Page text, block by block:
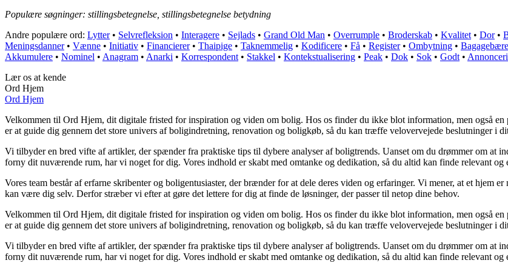
Populære søgninger: stillingsbetegnelse, stillingsbetegnelse betydning
Andre populære ord: Lytter• Selvrefleksion • Interagere • Sejlads • Grand Old Man • Overrumple • Broderskab • Kvalitet • Dor•
Meningsdanner• Vænne • Initiativ • Financierer• Thaipige • Taknemmelig • Kodificere • Få • Register• Ombytning •
Akkumulere • Nominel • Anagram • Anarki • Korrespondent • Stakkel • Kontekstualisering • Peak • Dok • Sok • Godt •
Lær os at kende
Ord Hjem
Ord Hjem
Velkommen til Ord Hjem, dit digitale fristed for inspiration og viden om bolig. Hos os finder du ikke blot information, men også en
er at guide dig gennem det store univers af boligindretning, renovation og boligkøb, så du kan træffe velovervejede beslutninger i
Vi tilbyder en bred vifte af artikler, der spænder fra praktiske tips til dybere analyser af boligtrends. Uanset om du drømmer om at
forny dit nuværende rum, har vi noget for dig. Vores indhold er skabt med omtanke og dedikation, så du altid kan finde relevant og
Vores team består af erfarne skribenter og boligentusiaster, der brænder for at dele deres viden og erfaringer. Vi mener, at et hjem
kan være dig selv. Derfor stræber vi efter at gøre det lettere for dig at finde de løsninger, der passer til netop dine behov.
Velkommen til Ord Hjem, dit digitale fristed for inspiration og viden om bolig. Hos os finder du ikke blot information, men også en
er at guide dig gennem det store univers af boligindretning, renovation og boligkøb, så du kan træffe velovervejede beslutninger i
Vi tilbyder en bred vifte af artikler, der spænder fra praktiske tips til dybere analyser af boligtrends. Uanset om du drømmer om at
forny dit nuværende rum, har vi noget for dig. Vores indhold er skabt med omtanke og dedikation, så du altid kan finde relevant og